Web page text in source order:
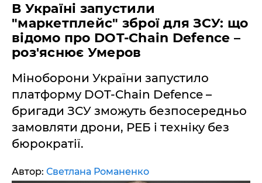
В Україні запустили
"маркетплейс" зброї для ЗСУ: що
відомо про DOT-Chain Defence –
роз'яснює Умеров
Міноборони України запустило
платформу DOT-Chain Defence –
бригади ЗСУ зможуть безпосередньо
замовляти дрони, РЕБ і техніку без
бюрократії.
Автор: Светлана Романенко